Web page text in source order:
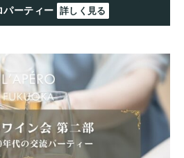
パーティー 詳しく見る